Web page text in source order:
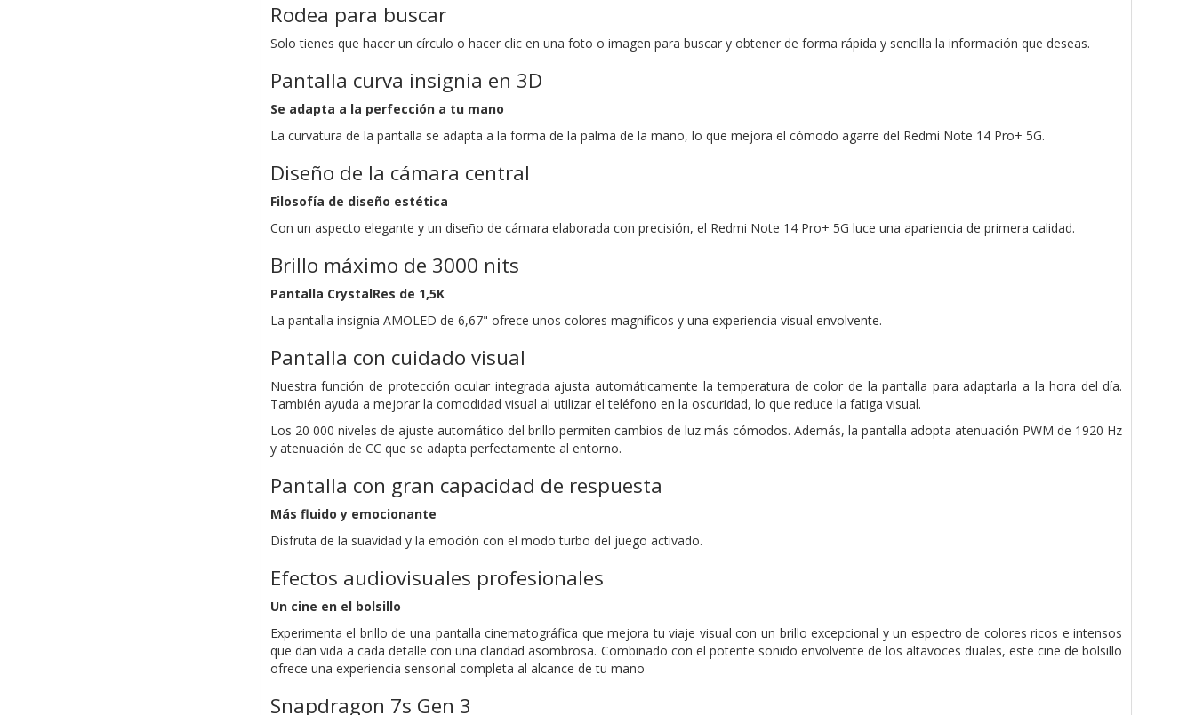
Rodea para buscar
Solo tienes que hacer un círculo o hacer clic en una foto o imagen para buscar y obtener de forma rápida y sencilla la información que deseas.
Pantalla curva insignia en 3D
Se adapta a la perfección a tu mano
La curvatura de la pantalla se adapta a la forma de la palma de la mano, lo que mejora el cómodo agarre del Redmi Note 14 Pro+ 5G.
Diseño de la cámara central
Filosofía de diseño estética
Con un aspecto elegante y un diseño de cámara elaborada con precisión, el Redmi Note 14 Pro+ 5G luce una apariencia de primera calidad.
Brillo máximo de 3000 nits
Pantalla CrystalRes de 1,5K
La pantalla insignia AMOLED de 6,67" ofrece unos colores magníficos y una experiencia visual envolvente.
Pantalla con cuidado visual
Nuestra función de protección ocular integrada ajusta automáticamente la temperatura de color de la pantalla para adaptarla a la hora del día.
También ayuda a mejorar la comodidad visual al utilizar el teléfono en la oscuridad, lo que reduce la fatiga visual.
Los 20 000 niveles de ajuste automático del brillo permiten cambios de luz más cómodos. Además, la pantalla adopta atenuación PWM de 1920 Hz
y atenuación de CC que se adapta perfectamente al entorno.
Pantalla con gran capacidad de respuesta
Más fluido y emocionante
Disfruta de la suavidad y la emoción con el modo turbo del juego activado.
Efectos audiovisuales profesionales
Un cine en el bolsillo
Experimenta el brillo de una pantalla cinematográfica que mejora tu viaje visual con un brillo excepcional y un espectro de colores ricos e intensos
que dan vida a cada detalle con una claridad asombrosa. Combinado con el potente sonido envolvente de los altavoces duales, este cine de bolsillo
ofrece una experiencia sensorial completa al alcance de tu mano
Snapdragon 7s Gen 3